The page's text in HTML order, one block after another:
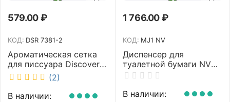
579.00₽
КОД: DSR 7381-2
Ароматическая сетка
для писсуара Discover
аромат Queen DSR
7381-2
(2)
В наличии:
1 766.00₽
КОД: MJ1 NV
Диспенсер для
туалетной бумаги NV
белый MJ1 NV
В наличии: